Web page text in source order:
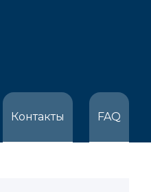
Контакты
FAQ